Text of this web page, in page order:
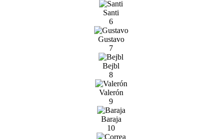
Santi
6
Gustavo
7
Bejbl
8
Valerón
9
Baraja
10